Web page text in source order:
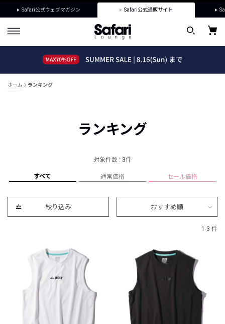
Safari公式ウェブマガジン Safari公式通販サイト
ホーム ランキング
ランキング
対象件数 : 3件
すべて 通常価格 セール価格
絞り込み おすすめ順
1-3 件